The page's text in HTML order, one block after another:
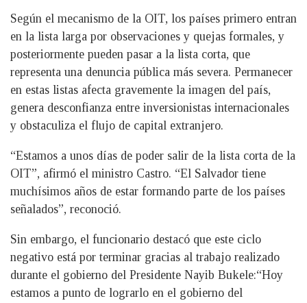
Según el mecanismo de la OIT, los países primero entran
en la lista larga por observaciones y quejas formales, y
posteriormente pueden pasar a la lista corta, que
representa una denuncia pública más severa. Permanecer
en estas listas afecta gravemente la imagen del país,
genera desconfianza entre inversionistas internacionales
y obstaculiza el flujo de capital extranjero.
“Estamos a unos días de poder salir de la lista corta de la
OIT”, afirmó el ministro Castro. “El Salvador tiene
muchísimos años de estar formando parte de los países
señalados”, reconoció.
Sin embargo, el funcionario destacó que este ciclo
negativo está por terminar gracias al trabajo realizado
durante el gobierno del Presidente Nayib Bukele:“Hoy
estamos a punto de lograrlo en el gobierno del